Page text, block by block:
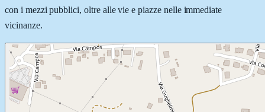
con i mezzi pubblici, oltre alle vie e piazze nelle immediate
vicinanze.